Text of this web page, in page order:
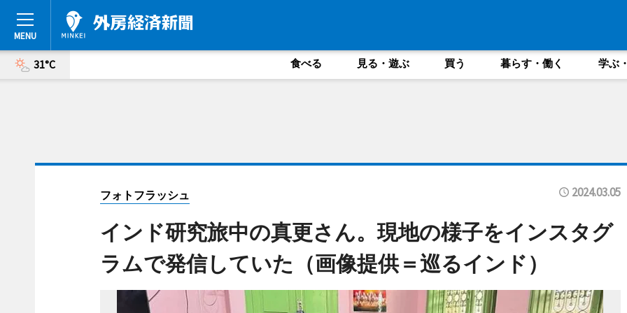
31°C 食べる 見る・遊ぶ 買う 暮らす・働く 学ぶ
フォトフラッシュ 2024.03.05
インド研究旅中の真更さん。現地の様子をインスタグ
ラムで発信していた（画像提供＝巡るインド）